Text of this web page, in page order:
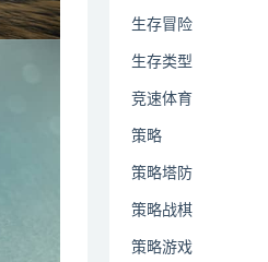
生存冒险
生存类型
竞速体育
策略
策略塔防
策略战棋
策略游戏